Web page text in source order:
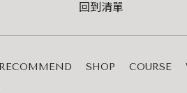
回到清單
RECOMMEND SHOP COURSE